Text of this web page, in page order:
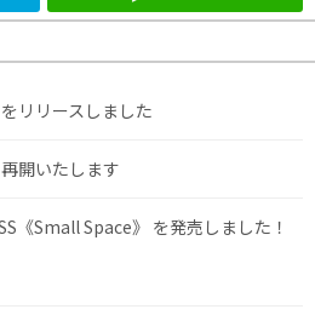
リリースしました
開いたします
《Small Space》 を発売しました！